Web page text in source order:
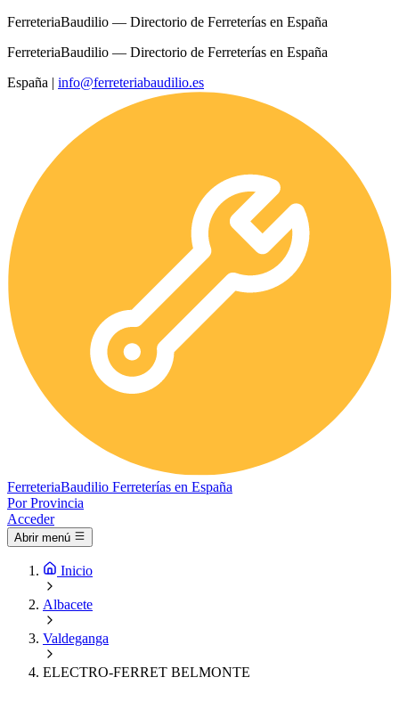
FerreteriaBaudilio — Directorio de Ferreterías en España
FerreteriaBaudilio — Directorio de Ferreterías en España
España | info@ferreteriabaudilio.es
FerreteriaBaudilio Ferreterías en España
Por Provincia
Acceder
Abrir menú
Inicio
Albacete
Valdeganga
ELECTRO-FERRET BELMONTE